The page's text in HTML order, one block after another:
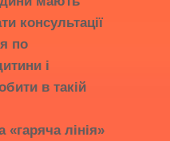
консультації
по
і
в такій
«гаряча лінія»